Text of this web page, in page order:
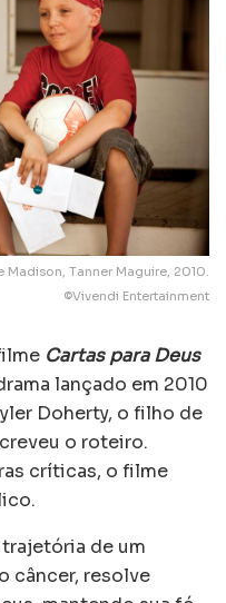
Madison, Tanner Maguire, 2010.
©Vivendi Entertainment
Cartas para Deus
lançado em 2010
Doherty, o filho de
o roteiro.
críticas, o filme
de um
câncer, resolve